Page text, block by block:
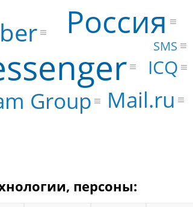
Россия
Group Mail.ru
ICQ
SMS
персоны: